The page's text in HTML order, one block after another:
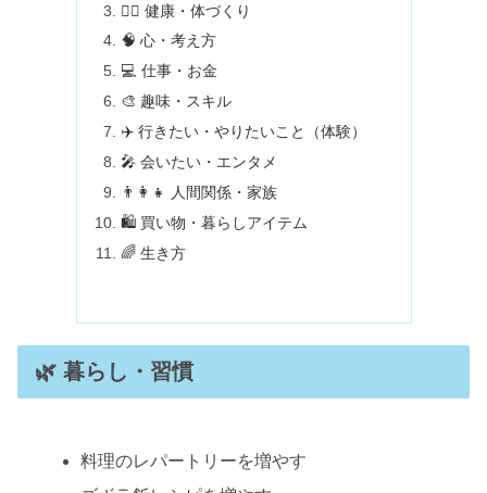
🏃‍♀️ 健康・体づくり
🧠 心・考え方
💻 仕事・お金
🎨 趣味・スキル
✈️ 行きたい・やりたいこと（体験）
🎤 会いたい・エンタメ
👨‍👩‍👧 人間関係・家族
🛍 買い物・暮らしアイテム
🌈 生き方
🌿 暮らし・習慣
料理のレパートリーを増やす